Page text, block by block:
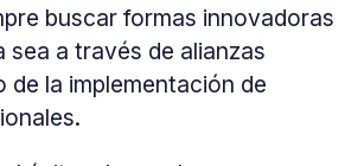
buscar formas innovadoras
sea a través de alianzas
de la implementación de